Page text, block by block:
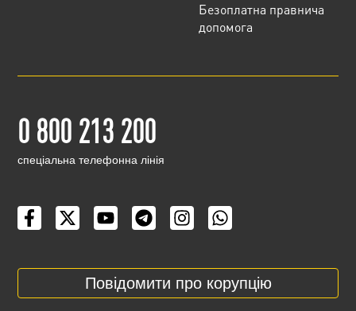
Безоплатна правнича
допомога
0 800 213 200
cпеціальна телефонна лінія
Повідомити про корупцію